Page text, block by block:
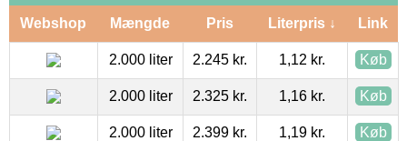
Webshop Mængde Pris Literpris ↓ Link
2.000 liter 2.245 kr. 1,12 kr. Køb
2.000 liter 2.325 kr. 1,16 kr. Køb
2.000 liter 2.399 kr. 1,19 kr. Køb